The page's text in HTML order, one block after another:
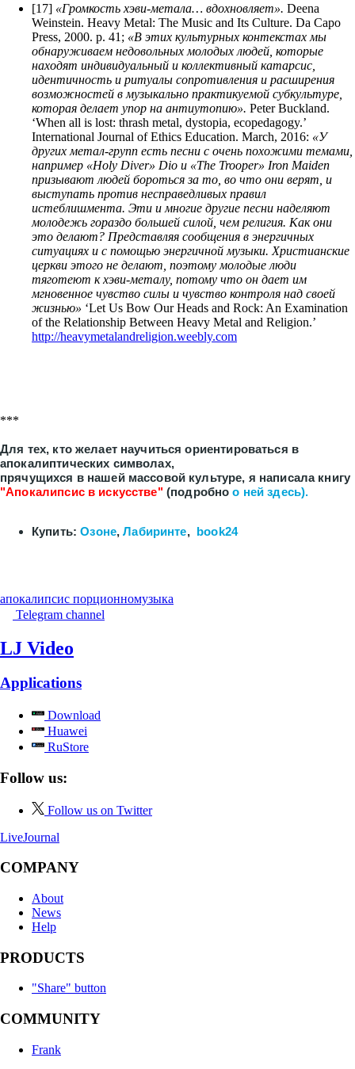
[17] «Громкость хэви-метала… вдохновляет». Deena
Weinstein. Heavy Metal: The Music and Its Culture. Da Capo
Press, 2000. p. 41; «В этих культурных контекстах мы
обнаруживаем недовольных молодых людей, которые
находят индивидуальный и коллективный катарсис,
идентичность и ритуалы сопротивления и расширения
возможностей в музыкально практикуемой субкультуре,
которая делает упор на антиутопию». Peter Buckland.
‘When all is lost: thrash metal, dystopia, ecopedagogy.’
International Journal of Ethics Education. March, 2016: «У
других метал-групп есть песни с очень похожими темами,
например «Holy Diver» Dio и «The Trooper» Iron Maiden
призывают людей бороться за то, во что они верят, и
выступать против несправедливых правил
истеблишмента. Эти и многие другие песни наделяют
молодежь гораздо большей силой, чем религия. Как они
это делают? Представляя сообщения в энергичных
ситуациях и с помощью энергичной музыки. Христианские
церкви этого не делают, поэтому молодые люди
тяготеют к хэви-металу, потому что он дает им
мгновенное чувство силы и чувство контроля над своей
жизнью» ‘Let Us Bow Our Heads and Rock: An Examination
of the Relationship Between Heavy Metal and Religion.’
http://heavymetalandreligion.weebly.com
***
Для тех, кто желает научиться ориентироваться в
апокалиптических символах,
прячущихся в нашей массовой культуре, я написала книгу
"Апокалипсис в искусстве"(подробноо ней здесь).
Купить:Озоне,Лабиринте, book24
апокалипсис порционномузыка
Telegram channel
LJ Video
Applications
Download
Huawei
RuStore
Follow us:
Follow us on Twitter
LiveJournal
COMPANY
About
News
Help
PRODUCTS
"Share" button
COMMUNITY
Frank